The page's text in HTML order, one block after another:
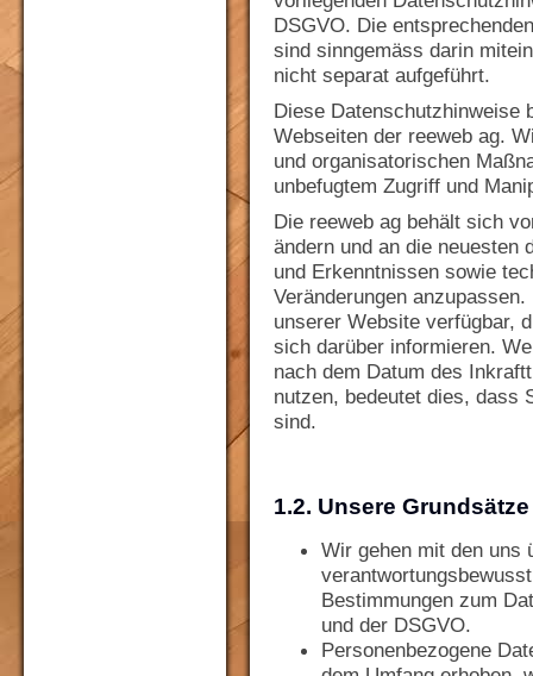
DSGVO. Die
sind sinngemäss darin
nicht separat aufgeführt.
Diese Datenschutzhinweise
Webseiten der reeweb ag.
und organisatorischen
unbefugtem Zugriff und
Die reeweb ag behält sich
ändern und an die neuesten
und Erkenntnissen sowie
Veränderungen
unserer Website verfügbar,
sich darüber informieren.
nach dem Datum des
nutzen, bedeutet dies, dass
sind.
1.2. Unsere
Wir gehen mit den uns
Bestimmungen zum
und der DSGVO.
Personenbezogene